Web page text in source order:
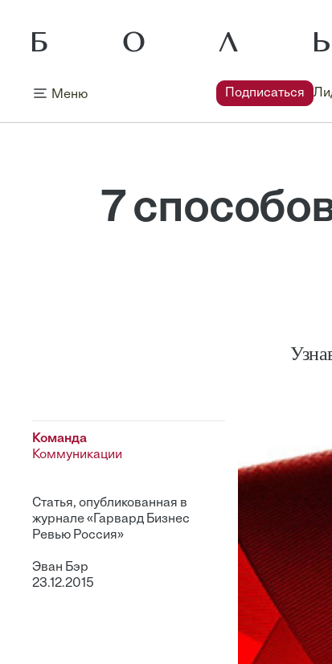
Меню Подписаться
7
Команда
Коммуникации
Статья, опубликованная в
журнале «Гарвард Бизнес
Ревью Россия»
Эван Бэр
23.12.2015